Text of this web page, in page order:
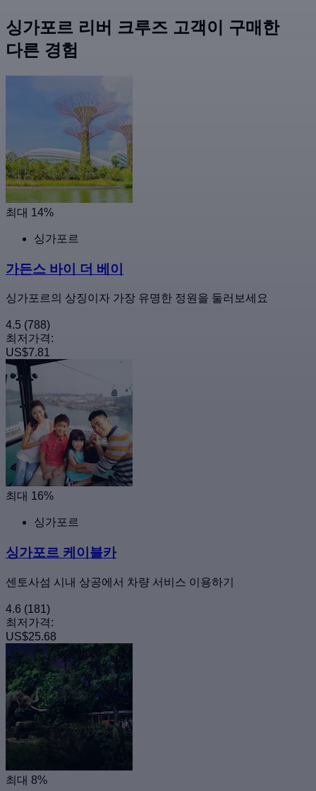
싱가포르 리버 크루즈 고객이 구매한
다른 경험
최대 14%
싱가포르
가든스 바이 더 베이
싱가포르의 상징이자 가장 유명한 정원을 둘러보세요
4.5 (788)
최저가격:
US$7.81
최대 16%
싱가포르
싱가포르 케이블카
센토사섬 시내 상공에서 차량 서비스 이용하기
4.6 (181)
최저가격:
US$25.68
최대 8%